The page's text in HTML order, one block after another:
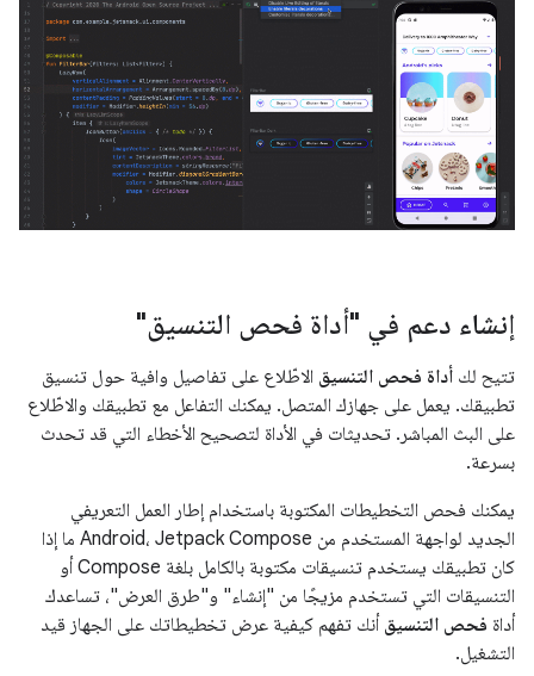
إنشاء دعم في "أداة فحص التنسيق"
تتيح لك أداة فحص التنسيق الاطّلاع على تفاصيل وافية حول تنسيق
تطبيقك. يعمل على جهازك المتصل. يمكنك التفاعل مع تطبيقك والاطّلاع
على البث المباشر. تحديثات في الأداة لتصحيح الأخطاء التي قد تحدث
بسرعة.
يمكنك فحص التخطيطات المكتوبة باستخدام إطار العمل التعريفي
الجديد لواجهة المستخدم من Android، Jetpack Compose ما إذا
كان تطبيقك يستخدم تنسيقات مكتوبة بالكامل بلغة Compose أو
التنسيقات التي تستخدم مزيجًا من "إنشاء" و"طرق العرض"، تساعدك
أداة فحص التنسيق أنك تفهم كيفية عرض تخطيطاتك على الجهاز قيد
التشغيل.